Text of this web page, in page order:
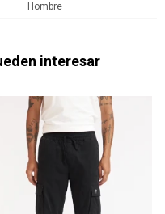
Hombre
interesar